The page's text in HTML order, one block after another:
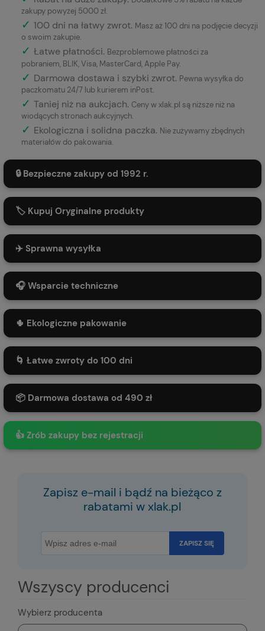
zakupy powyżej 5000 zł.
✓ 100 dni na łatwy zwrot. Masz aż 100 dni na podjęcie decyzji
o swoim zakupie.
✓ Łatwe płatności. Bezproblemowe płatności za
pobraniem, BLIK, Visa, MasterCard, Apple Pay.
✓ Darmowa dostawa i szybki zwrot. Pewna wysyłka do
paczkomatu 24/7 lub kurierem inPost.
✓ Taniej niż na aukcjach. Ceny w xlak.pl są niższe niż na
wiodących stronach aukcyjnych.
✓ Ekologiczna i solidna paczka. Nie zużywamy zbędnych
materiałów do pakowania.
🔒 Bezpieczne zakupy od 1992 r.
🏷️ Kupuj Oryginalne produkty
✈️ Sprawna wysyłka
🎧 Wsparcie techniczne
🌵 Ekologiczne pakowanie
🌀 Łatwe zwroty do 100 dni
📦 Darmowa dostawa od 490 zł
👍 Zrób zakupy bez rejestracji
Zapisz e-mail i bądź na bieżąco z
rabatami w xlak.pl
ZAPISZ SIĘ
Wszyscy producenci
Wybierz producenta